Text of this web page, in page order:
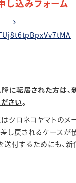
込みフォーム
に転居された方は、
さい。
クロネコヤマトのメ
し戻されるケースが
付するためにも、新